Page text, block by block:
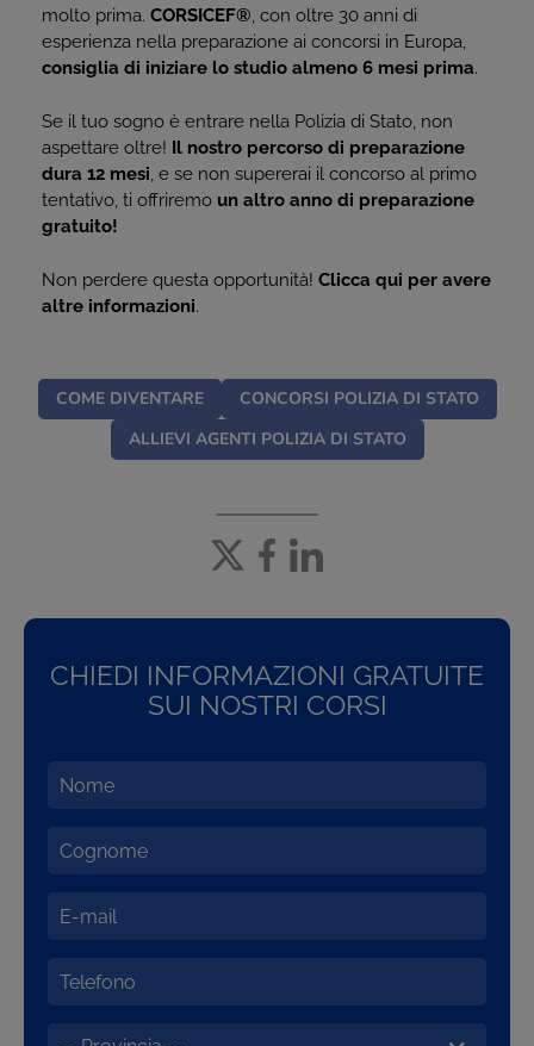
molto prima. CORSICEF®, con oltre 30 anni di
esperienza nella preparazione ai concorsi in Europa,
consiglia di iniziare lo studio almeno 6 mesi prima.
Se il tuo sogno è entrare nella Polizia di Stato, non
aspettare oltre! Il nostro percorso di preparazione
dura 12 mesi, e se non supererai il concorso al primo
tentativo, ti offriremo un altro anno di preparazione
gratuito!
Non perdere questa opportunità! Clicca qui per avere
altre informazioni.
COME DIVENTARE
CONCORSI POLIZIA DI STATO
ALLIEVI AGENTI POLIZIA DI STATO
CHIEDI INFORMAZIONI GRATUITE
SUI NOSTRI CORSI